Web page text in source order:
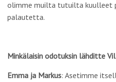
olimme muilta tutuilta kuulleet
palautetta.
Minkälaisin odotuksin lähditte
Emma ja Markus: Asetimme